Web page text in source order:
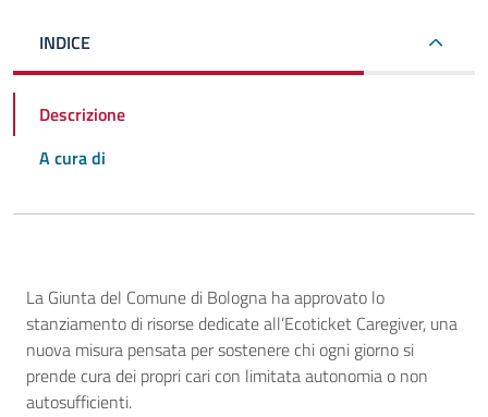
INDICE
Descrizione
A cura di
Descrizione
La Giunta del Comune di Bologna ha approvato lo
stanziamento di risorse dedicate all’Ecoticket Caregiver, una
nuova misura pensata per sostenere chi ogni giorno si
prende cura dei propri cari con limitata autonomia o non
autosufficienti.